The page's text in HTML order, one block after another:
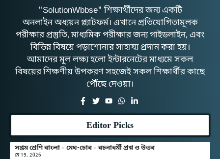
"SolutionWbbse" শিক্ষার্থীদের জন্য একটি
অনলাইন অধ্যয়ন প্ল্যাটফর্ম। এখানে প্রতিযোগিতামূলক
পরীক্ষার প্রস্তুতি, মাধ্যমিক পরীক্ষার জন্য গাইডলাইন, এবং
বিভিন্ন বিষয়ে পড়াশোনার সাহায্য প্রদান করা হয়।
আমাদের মূল লক্ষ্য হলো ইন্টারনেটের মাধ্যমে সকল
বিষয়ের শিক্ষণীয় উপকরণ সহজেই সকল শিক্ষার্থীর কাছে
পৌঁছে দেওয়া।
Editor Picks
সপ্তম শ্রেণি বাংলা – মেঘ-চোর – রচনাধর্মী প্রশ্ন ও উত্তর
মে 19, 2026